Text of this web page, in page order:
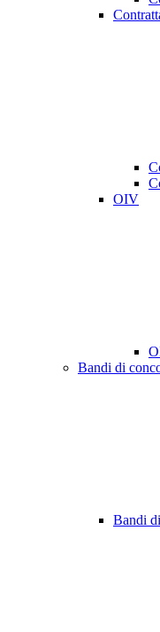
OIV
Bandi di
Bandi